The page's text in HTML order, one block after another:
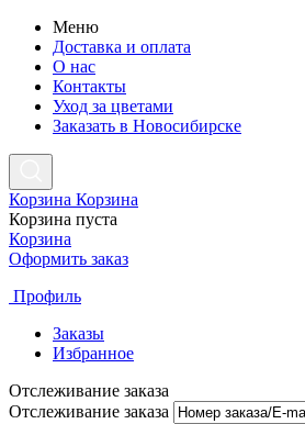
Меню
Доставка и оплата
О нас
Контакты
Уход за цветами
Заказать в Новосибирске
Корзина Корзина
Корзина пуста
Корзина
Оформить заказ
Профиль
Заказы
Избранное
Отслеживание заказа
Отслеживание заказа